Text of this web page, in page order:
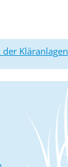
Kläranlagen